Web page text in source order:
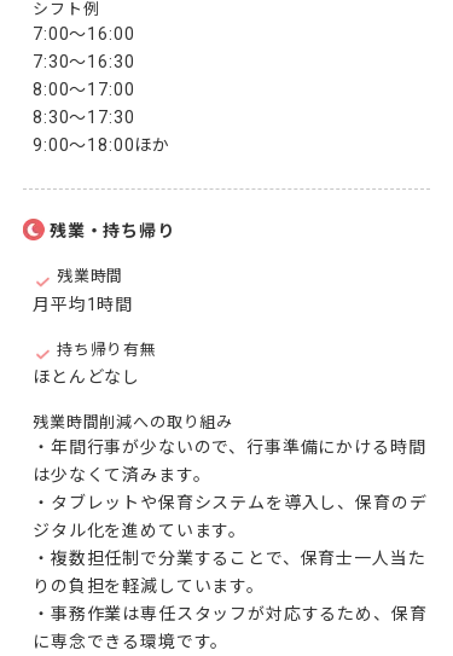
シフト例
7:00～16:00
7:30～16:30
8:00～17:00
8:30～17:30
9:00～18:00ほか
残業・持ち帰り
残業時間
月平均1時間
持ち帰り有無
ほとんどなし
残業時間削減への取り組み
・年間行事が少ないので、行事準備にかける時間
は少なくて済みます。
・タブレットや保育システムを導入し、保育のデ
ジタル化を進めています。
・複数担任制で分業することで、保育士一人当た
りの負担を軽減しています。
・事務作業は専任スタッフが対応するため、保育
に専念できる環境です。